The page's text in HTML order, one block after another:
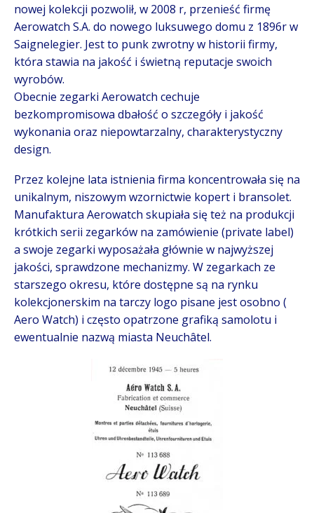
nowej kolekcji pozwolił, w 2008 r, przenieść firmę
Aerowatch S.A. do nowego luksuwego domu z 1896r w
Saignelegier. Jest to punk zwrotny w historii firmy,
która stawia na jakość i świetną reputacje swoich
wyrobów.
Obecnie zegarki Aerowatch cechuje
bezkompromisowa dbałość o szczegóły i jakość
wykonania oraz niepowtarzalny, charakterystyczny
design.
Przez kolejne lata istnienia firma koncentrowała się na
unikalnym, niszowym wzornictwie kopert i bransolet.
Manufaktura Aerowatch skupiała się też na produkcji
krótkich serii zegarków na zamówienie (private label)
a swoje zegarki wyposażała głównie w najwyższej
jakości, sprawdzone mechanizmy. W zegarkach ze
starszego okresu, które dostępne są na rynku
kolekcjonerskim na tarczy logo pisane jest osobno (
Aero Watch) i często opatrzone grafiką samolotu i
ewentualnie nazwą miasta Neuchâtel.